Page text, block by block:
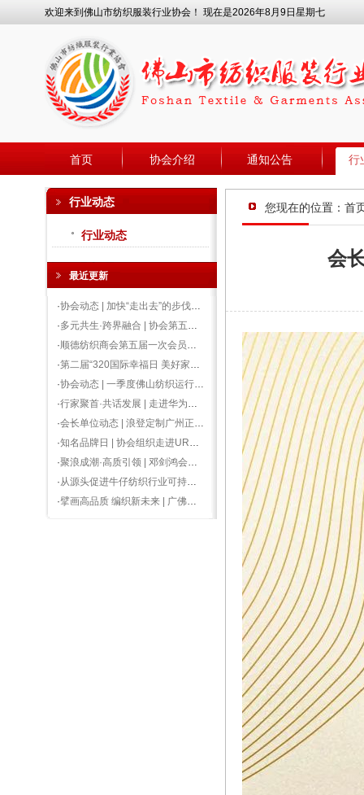
欢迎来到佛山市纺织服装行业协会！ 现在是2026年8月9日星期七
首页 协会介绍 通知公告 行
行业动态
行业动态
最近更新
·协会动态 | 加快“走出去”的步伐，形成多方资源破圈整合
·多元共生·跨界融合 | 协会第五届第三次会员大会暨发展纺织新质生产力圆满举行！
· 顺德纺织商会第五届一次会员大会暨20周年庆典圆满成功，廿载同行谱华章，初心如磐向未来！
·第二届“320国际幸福日 美好家居节”启动，浪登服装获“有家就有佛山造”产业IP使用授牌
·协会动态 | 一季度佛山纺织运行积极向好，际华3506服装公司到访佛山
·行家聚首·共话发展 | 走进华为松山湖思享会，参加全省纺织行业协（商）会交流会
·会长单位动态 | 浪登定制广州正佳广场店盛大开业
·知名品牌日 | 协会组织走进UR、SHEIN沉浸式体会品牌打造和柔性供应链理念
·聚浪成潮·高质引领 | 邓剑鸿会长出席2024广州时装周发布会
·从源头促进牛仔纺织行业可持续发展”交流会——走进南金纺织全国首台Autocoro10气流纺纱生产线
·擘画高品质 编织新未来 | 广佛深纺织服装供应链大会暨协会20周年再出发圆满成功！
您现在的位置： 首
会